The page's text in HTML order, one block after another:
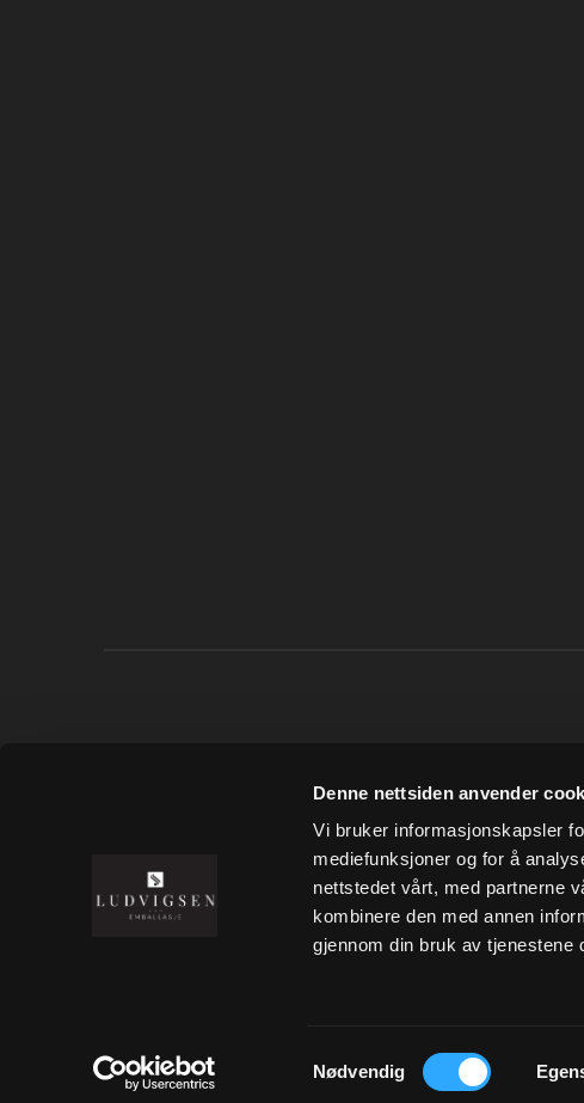
Denne nettsiden anvender
Vi bruker informasjonskapsler
mediefunksjoner og for å
nettstedet vårt, med partnerne
kombinere den med annen
gjennom din bruk av tjenestene
Samtykkevalg
Nødvendig
Wirgenes vei 15
3157 Barkåker
+47 333 00 610
post@ludvigsen.no
Copyright © 2026 Ludvigsen AS - All rights reserved